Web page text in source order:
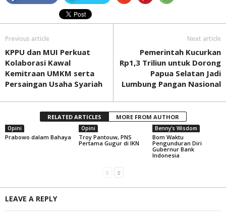
Previous article
KPPU dan MUI Perkuat
Kolaborasi Kawal
Kemitraan UMKM serta
Persaingan Usaha Syariah
Next article
Pemerintah Kucurkan
Rp1,3 Triliun untuk Dorong
Papua Selatan Jadi
Lumbung Pangan Nasional
RELATED ARTICLES MORE FROM AUTHOR
Opini
Prabowo dalam Bahaya
Opini
Troy Pantouw, PNS
Pertama Gugur di IKN
Benny's Wisdom
Bom Waktu
Pengunduran Diri
Gubernur Bank
Indonesia
LEAVE A REPLY